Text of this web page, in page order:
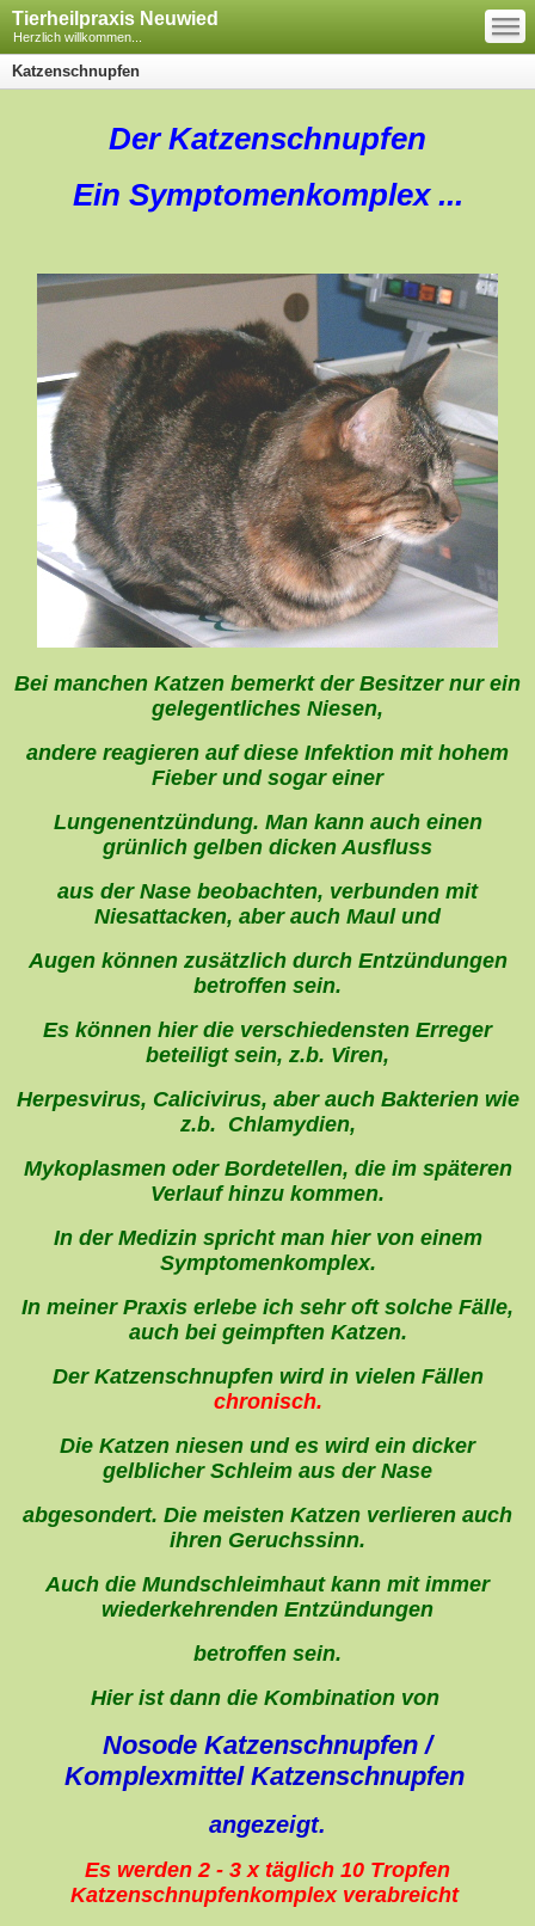
Tierheilpraxis Neuwied
Herzlich willkommen...
—
—
—
Katzenschnupfen
Der Katzenschnupfen
Ein Symptomenkomplex ...
Bei manchen Katzen bemerkt der Besitzer nur ein
gelegentliches Niesen,
andere reagieren auf diese Infektion mit hohem
Fieber und sogar einer
Lungenentzündung. Man kann auch einen
grünlich gelben dicken Ausfluss
aus der Nase beobachten, verbunden mit
Niesattacken, aber auch Maul und
Augen können zusätzlich durch Entzündungen
betroffen sein.
Es können hier die verschiedensten Erreger
beteiligt sein, z.b. Viren,
Herpesvirus, Calicivirus, aber auch Bakterien wie
z.b. Chlamydien,
Mykoplasmen oder Bordetellen, die im späteren
Verlauf hinzu kommen.
In der Medizin spricht man hier von einem
Symptomenkomplex.
In meiner Praxis erlebe ich sehr oft solche Fälle,
auch bei geimpften Katzen.
Der Katzenschnupfen wird in vielen Fällen
chronisch.
Die Katzen niesen und es wird ein dicker
gelblicher Schleim aus der Nase
abgesondert. Die meisten Katzen verlieren auch
ihren Geruchssinn.
Auch die Mundschleimhaut kann mit immer
wiederkehrenden Entzündungen
betroffen sein.
Hier ist dann die Kombination von
Nosode Katzenschnupfen /
Komplexmittel Katzenschnupfen
angezeigt.
Es werden 2 - 3 x täglich 10 Tropfen
Katzenschnupfenkomplex verabreicht